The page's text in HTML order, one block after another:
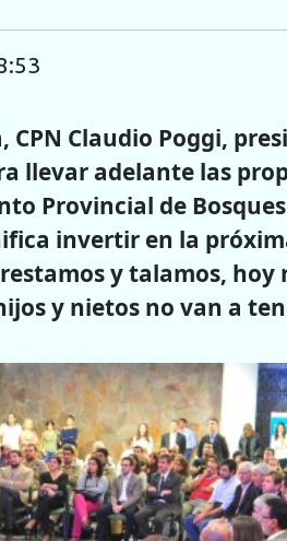
CPN Claudio Poggi,
llevar adelante las
Provincial de
invertir en la
y talamos, hoy
y nietos no van a